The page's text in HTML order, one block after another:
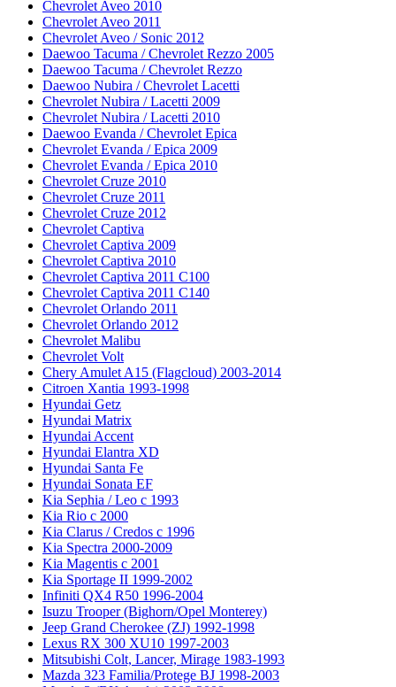
Chevrolet Aveo 2010
Chevrolet Aveo 2011
Chevrolet Aveo / Sonic 2012
Daewoo Tacuma / Chevrolet Rezzo 2005
Daewoo Tacuma / Chevrolet Rezzo
Daewoo Nubira / Chevrolet Lacetti
Chevrolet Nubira / Lacetti 2009
Chevrolet Nubira / Lacetti 2010
Daewoo Evanda / Chevrolet Epica
Chevrolet Evanda / Epica 2009
Chevrolet Evanda / Epica 2010
Chevrolet Cruze 2010
Chevrolet Cruze 2011
Chevrolet Cruze 2012
Chevrolet Captiva
Chevrolet Captiva 2009
Chevrolet Captiva 2010
Chevrolet Captiva 2011 C100
Chevrolet Captiva 2011 C140
Chevrolet Orlando 2011
Chevrolet Orlando 2012
Chevrolet Malibu
Chevrolet Volt
Chery Amulet A15 (Flagcloud) 2003-2014
Citroen Xantia 1993-1998
Hyundai Getz
Hyundai Matrix
Hyundai Accent
Hyundai Elantra XD
Hyundai Santa Fe
Hyundai Sonata EF
Kia Sephia / Leo с 1993
Kia Rio с 2000
Kia Clarus / Credos с 1996
Kia Spectra 2000-2009
Kia Magentis с 2001
Kia Sportage II 1999-2002
Infiniti QX4 R50 1996-2004
Isuzu Trooper (Bighorn/Opel Monterey)
Jeep Grand Cherokee (ZJ) 1992-1998
Lexus RX 300 XU10 1997-2003
Mitsubishi Colt, Lancer, Mirage 1983-1993
Mazda 323 Familia/Protege BJ 1998-2003